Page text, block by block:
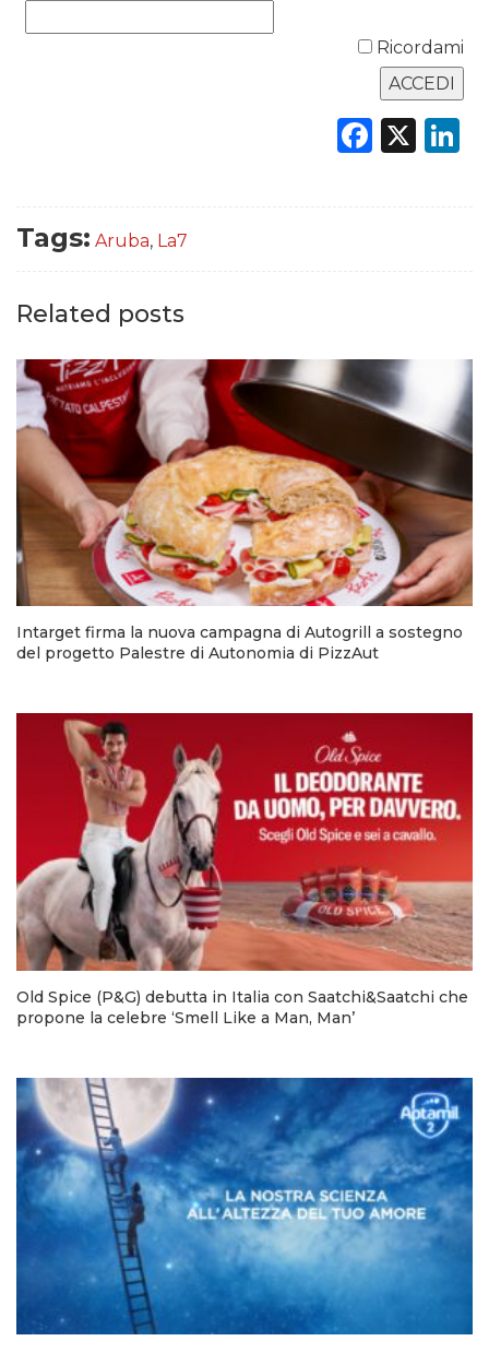
Ricordami
X
Tags: Aruba, La7
Related posts
Intarget firma la nuova campagna di Autogrill a sostegno
del progetto Palestre di Autonomia di PizzAut
Old Spice (P&G) debutta in Italia con Saatchi&Saatchi che
propone la celebre ‘Smell Like a Man, Man’